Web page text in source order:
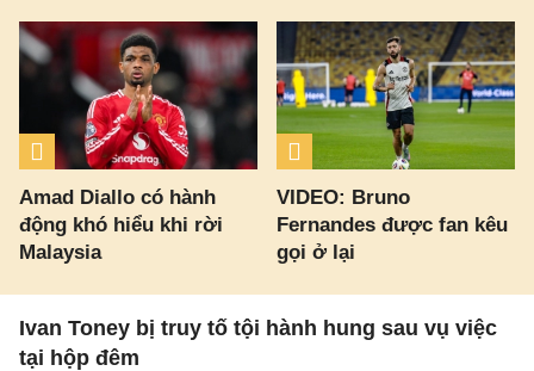
Amad Diallo có hành
động khó hiểu khi rời
Malaysia
VIDEO: Bruno
Fernandes được fan kêu
gọi ở lại
Ivan Toney bị truy tố tội hành hung sau vụ việc
tại hộp đêm